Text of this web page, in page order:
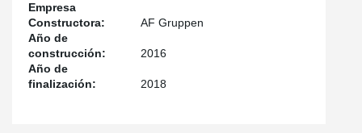
Empresa
Constructora:
AF Gruppen
Año de
construcción:
2016
Año de
finalización:
2018